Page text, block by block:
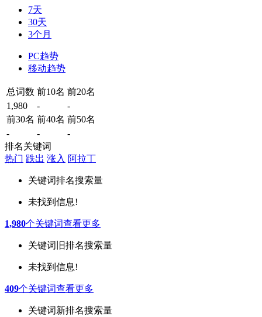
7天
30天
3个月
PC趋势
移动趋势
总词数 前10名 前20名
1,980
-
-
前30名 前40名 前50名
-
-
-
排名关键词
热门 跌出 涨入 阿拉丁
关键词排名搜索量
未找到信息!
1,980个关键词查看更多
关键词 旧排名搜索量
未找到信息!
409个关键词查看更多
关键词新排名搜索量